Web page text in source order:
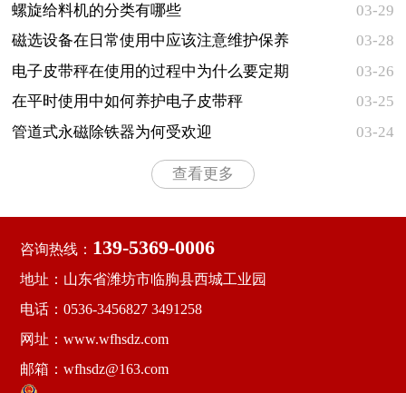
散物料的水平输送 ...
螺旋给料机的分类有哪些
03-29
​磁选设备在日常使用中应该注意维护保养
的事项有哪些
03-28
电子皮带秤在使用的过程中为什么要定期
检查
03-26
在平时使用中如何养护电子皮带秤
03-25
管道式永磁除铁器为何受欢迎
03-24
查看更多
咨询热线： 139-5369-0006
地址：山东省潍坊市临朐县西城工业园
电话：0536-3456827 3491258
网址：www.wfhsdz.com
邮箱：wfhsdz@163.com